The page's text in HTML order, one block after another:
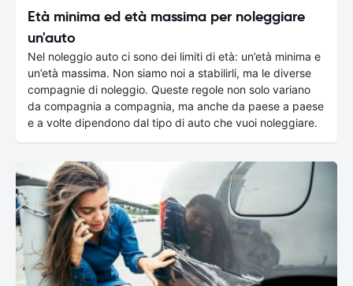
Età minima ed età massima per noleggiare
un'auto
Nel noleggio auto ci sono dei limiti di età: un’età minima e
un’età massima. Non siamo noi a stabilirli, ma le diverse
compagnie di noleggio. Queste regole non solo variano
da compagnia a compagnia, ma anche da paese a paese
e a volte dipendono dal tipo di auto che vuoi noleggiare.